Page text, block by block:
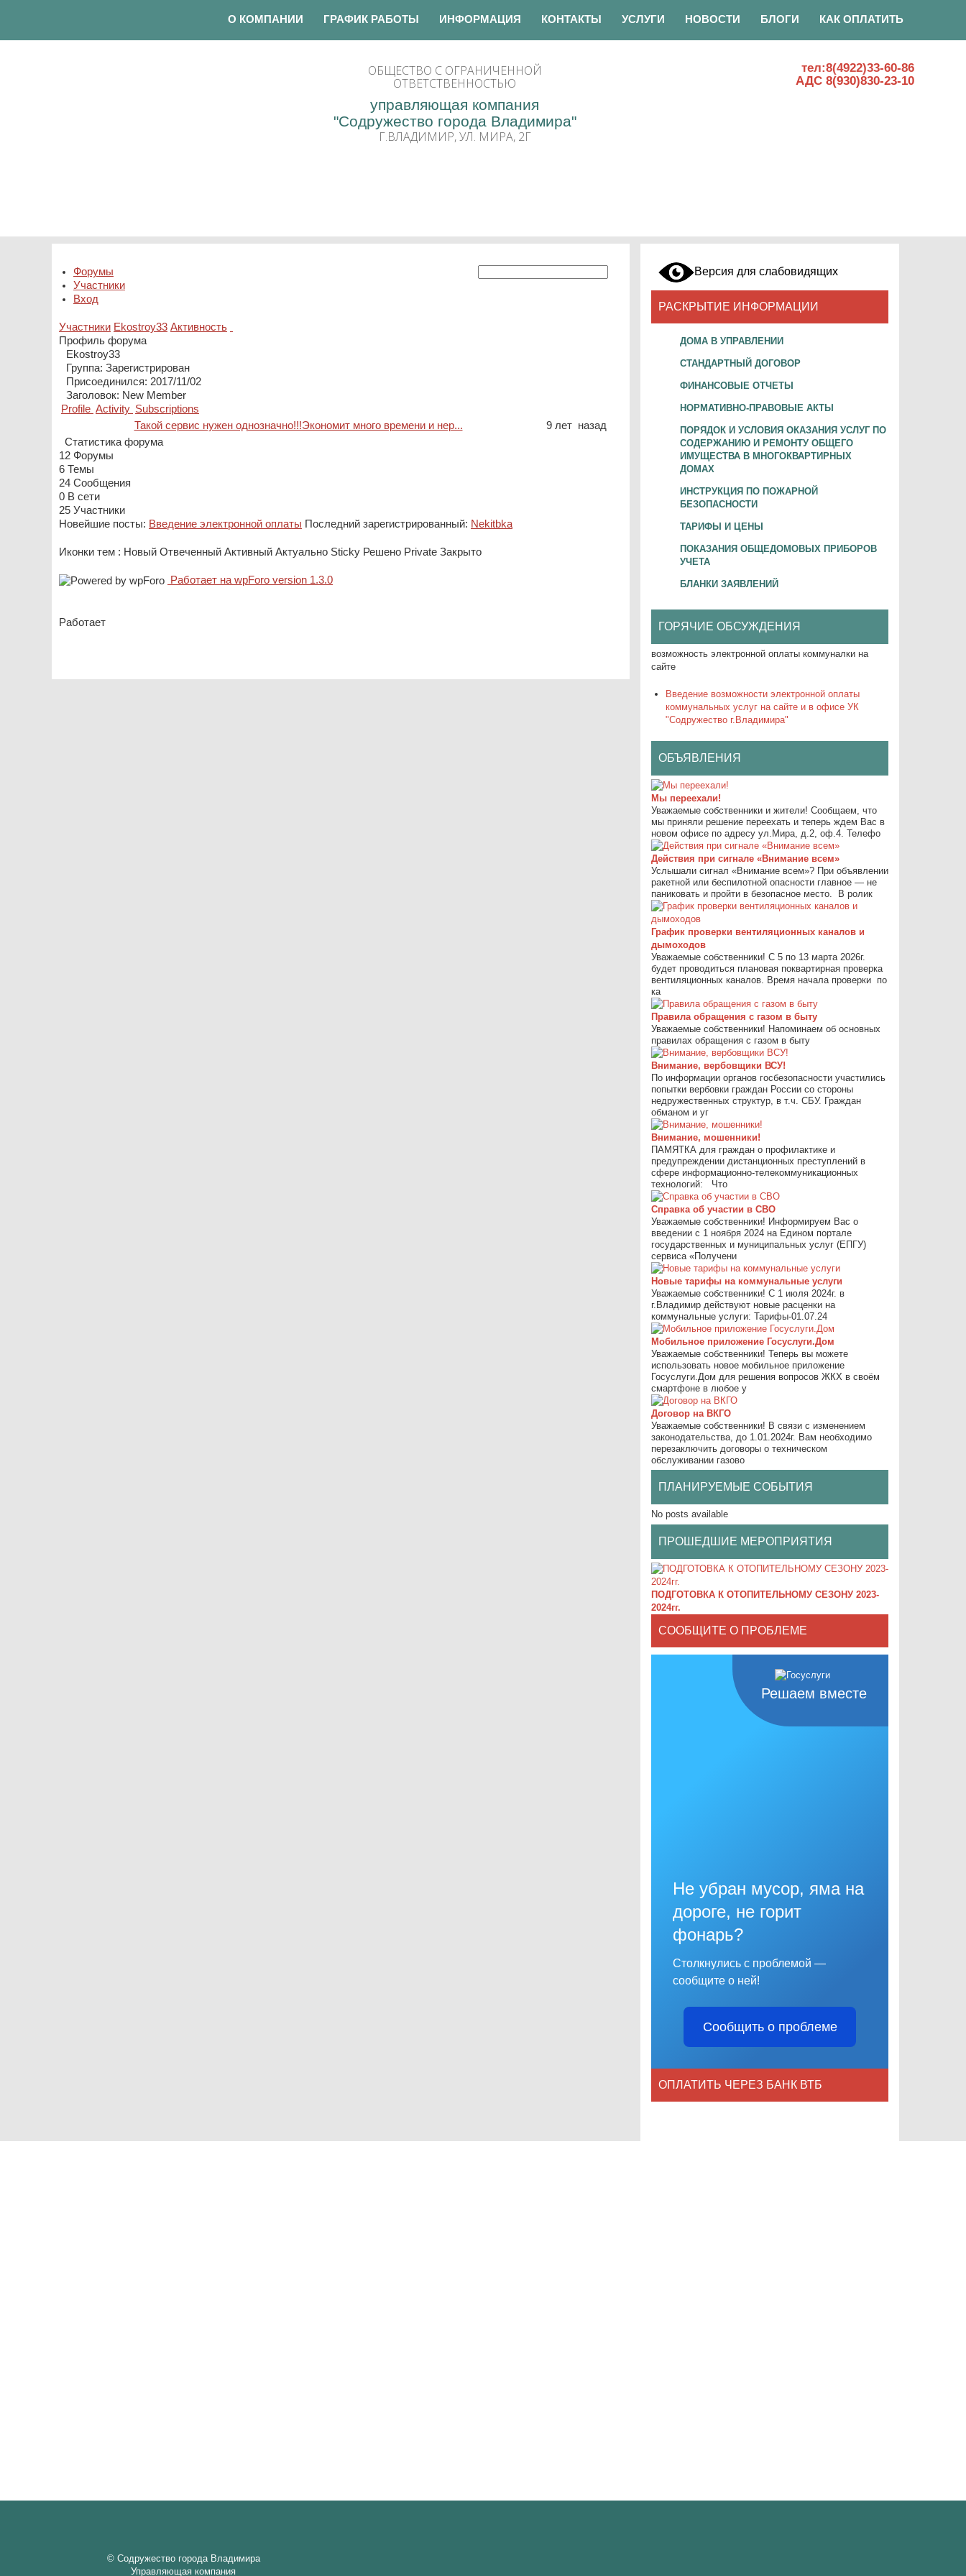
О КОМПАНИИ ГРАФИК РАБОТЫ ИНФОРМАЦИЯ КОНТАКТЫ УСЛУГИ НОВОСТИ БЛОГИ КАК ОПЛАТИТЬ
ОБЩЕСТВО С ОГРАНИЧЕННОЙ
ОТВЕТСТВЕННОСТЬЮ
управляющая компания
"Содружество города Владимира"
Г.ВЛАДИМИР, УЛ. МИРА, 2Г
тел:8(4922)33-60-86
АДС 8(930)830-23-10
Форумы
Участники
Вход
Участники Ekostroy33 Активность
Профиль форума
Ekostroy33
Группа: Зарегистрирован
Присоединился: 2017/11/02
Заголовок: New Member
Profile Activity Subscriptions
Такой сервис нужен однозначно!!!Экономит много времени и нер...
9 лет назад
Статистика форума
12 Форумы
6 Темы
24 Сообщения
0 В сети
25 Участники
Новейшие посты: Введение электронной оплаты Последний зарегистрированный: Nekitbka
Иконки тем : Новый Отвеченный Активный Актуально Sticky Решено Private Закрыто
Работает на wpForo version 1.3.0
Работает
Версия для слабовидящих
РАСКРЫТИЕ ИНФОРМАЦИИ
ДОМА В УПРАВЛЕНИИ
СТАНДАРТНЫЙ ДОГОВОР
ФИНАНСОВЫЕ ОТЧЕТЫ
НОРМАТИВНО-ПРАВОВЫЕ АКТЫ
ПОРЯДОК И УСЛОВИЯ ОКАЗАНИЯ УСЛУГ ПО
СОДЕРЖАНИЮ И РЕМОНТУ ОБЩЕГО
ИМУЩЕСТВА В МНОГОКВАРТИРНЫХ
ДОМАХ
ИНСТРУКЦИЯ ПО ПОЖАРНОЙ
БЕЗОПАСНОСТИ
ТАРИФЫ И ЦЕНЫ
ПОКАЗАНИЯ ОБЩЕДОМОВЫХ ПРИБОРОВ
УЧЕТА
БЛАНКИ ЗАЯВЛЕНИЙ
ГОРЯЧИЕ ОБСУЖДЕНИЯ
возможность электронной оплаты коммуналки на
сайте
Введение возможности электронной оплаты
коммунальных услуг на сайте и в офисе УК
"Содружество г.Владимира"
ОБЪЯВЛЕНИЯ
Мы переехали!
Уважаемые собственники и жители! Сообщаем, что
мы приняли решение переехать и теперь ждем Вас в
новом офисе по адресу ул.Мира, д.2, оф.4. Телефо
Действия при сигнале «Внимание всем»
Услышали сигнал «Внимание всем»? При объявлении
ракетной или беспилотной опасности главное — не
паниковать и пройти в безопасное место. ⁣ В ролик
График проверки вентиляционных каналов и
дымоходов
Уважаемые собственники! С 5 по 13 марта 2026г.
будет проводиться плановая поквартирная проверка
вентиляционных каналов. Время начала проверки по
ка
Правила обращения с газом в быту
Уважаемые собственники! Напоминаем об основных
правилах обращения с газом в быту
Внимание, вербовщики ВСУ!
По информации органов госбезопасности участились
попытки вербовки граждан России со стороны
недружественных структур, в т.ч. СБУ. Граждан
обманом и уг
Внимание, мошенники!
ПАМЯТКА для граждан о профилактике и
предупреждении дистанционных преступлений в
сфере информационно-телекоммуникационных
технологий: Что
Справка об участии в СВО
Уважаемые собственники! Информируем Вас о
введении с 1 ноября 2024 на Едином портале
государственных и муниципальных услуг (ЕПГУ)
сервиса «Получени
Новые тарифы на коммунальные услуги
Уважаемые собственники! С 1 июля 2024г. в
г.Владимир действуют новые расценки на
коммунальные услуги: Тарифы-01.07.24
Мобильное приложение Госуслуги.Дом
Уважаемые собственники! Теперь вы можете
использовать новое мобильное приложение
Госуслуги.Дом для решения вопросов ЖКХ в своём
смартфоне в любое у
Договор на ВКГО
Уважаемые собственники! В связи с изменением
законодательства, до 1.01.2024г. Вам необходимо
перезаключить договоры о техническом
обслуживании газово
ПЛАНИРУЕМЫЕ СОБЫТИЯ
No posts available
ПРОШЕДШИЕ МЕРОПРИЯТИЯ
ПОДГОТОВКА К ОТОПИТЕЛЬНОМУ СЕЗОНУ 2023-
2024гг.
СООБЩИТЕ О ПРОБЛЕМЕ
Решаем вместе
Не убран мусор, яма на
дороге, не горит
фонарь?
Столкнулись с проблемой —
сообщите о ней!
Сообщить о проблеме
ОПЛАТИТЬ ЧЕРЕЗ БАНК ВТБ
© Содружество города Владимира
Управляющая компания